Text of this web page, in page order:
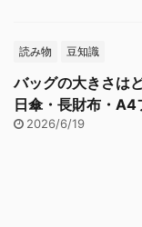
読み物 豆知識
バッグの大きさは
日傘・長財布・
2026/6/19